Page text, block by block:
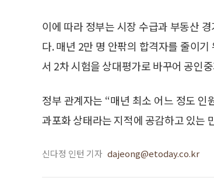
이에 따라 정부는 시장 수급과 부동산
다. 매년 2만 명 안팎의 합격자를 줄이
서 2차 시험을 상대평가로 바꾸어 공인
정부 관계자는 “매년 최소 어느 정도
과포화 상태라는 지적에 공감하고 있는
신다정 인턴 기자 dajeong@etoday.co.kr